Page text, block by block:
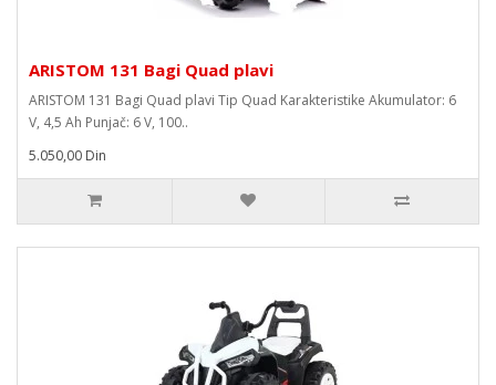
ARISTOM 131 Bagi Quad plavi
ARISTOM 131 Bagi Quad plavi Tip Quad Karakteristike Akumulator: 6
V, 4,5 Ah Punjač: 6 V, 100..
5.050,00 Din